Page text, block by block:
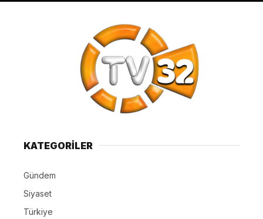
KATEGORİLER
Gündem
Siyaset
Türkiye